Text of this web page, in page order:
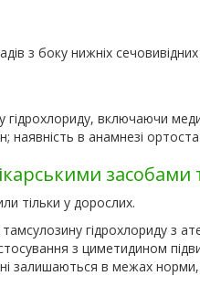
з боку нижніх
гідрохлориду, включаючи
в анамнезі
засобами
тільки у дорослих.
гідрохлориду з
з циметидином
залишаються в межах